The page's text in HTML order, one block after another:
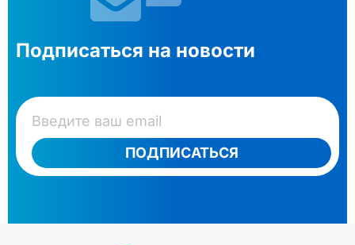
Подписаться на новости
ПОДПИСАТЬСЯ